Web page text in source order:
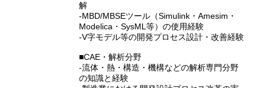
解
‐MBD/MBSEツール（Simulink・Amesim・
Modelica・SysML等）の使用経験
‐V字モデル等の開発プロセス設計・改善経験
■CAE・解析分野
‐流体・熱・構造・機構などの解析専門分野
の知識と経験